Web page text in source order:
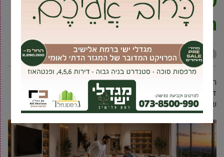
תנועת הנוער
תוכן מקודם 7 אוקטובר, 2022
רגע לפני כניסת השבת קיבלו חניכי תנועת הנוער בני עקיבא (סניף
דרום) הודעה מפתיעה על סגירת הפעילות בסניף, וזאת בשל ליקויים
שהתגלו בביקורת שערכה העירייה בכלל סניפי תנועות הנוער בעיר.